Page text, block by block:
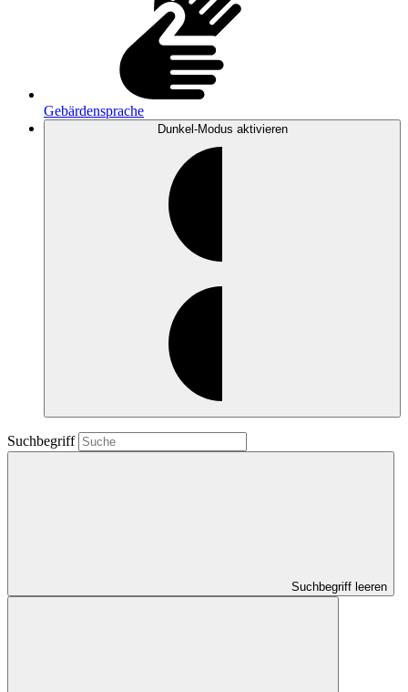
Gebärdensprache
Dunkel-Modus aktivieren
Suchbegriff
Suchbegriff leeren